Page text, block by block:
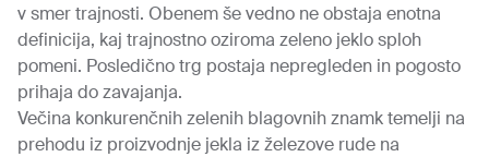
v smer trajnosti. Obenem še vedno ne obstaja enotna
definicija, kaj trajnostno oziroma zeleno jeklo sploh
pomeni. Posledično trg postaja nepregleden in pogosto
prihaja do zavajanja.
Večina konkurenčnih zelenih blagovnih znamk temelji na
prehodu iz proizvodnje jekla iz železove rude na